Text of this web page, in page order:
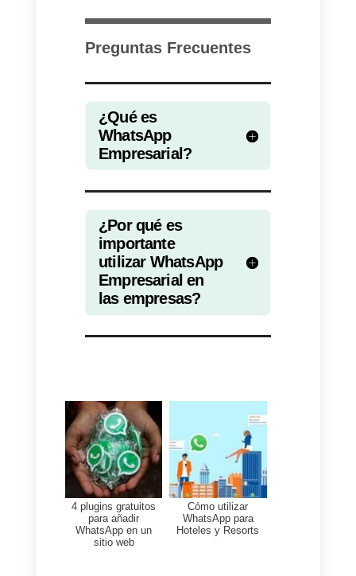
productividad. Por ejemplo, la
herramienta permite rutear las
conversaciones mediante un bot,
lo genial de esto es que el bot
toma los nuevos mensajes,
atiende las primeras dudas y
luego deriva la conversación a
permite a las empresas
a WhatsApp múltiples apps
caso de uso interesante es que
puedes conectar Slack, Gmail,
plataformas de encuestas, CRM